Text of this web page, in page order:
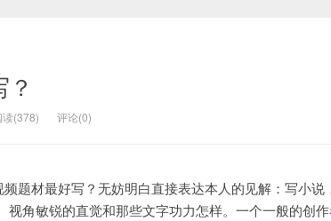
读(378) 评论(0)
频题材最好写？无妨明白直接表达本人的见解：写小说
视角敏锐的直觉和那些文字功力怎样。一个一般的创